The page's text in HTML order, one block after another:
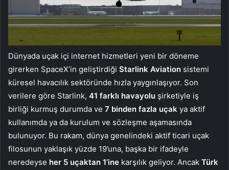
Dünyada uçak içi internet hizmetleri yeni bir döneme
girerken SpaceX’in geliştirdiği Starlink Aviation sistemi
küresel havacılık sektöründe hızla yaygınlaşıyor. Son
verilere göre Starlink, 41 farklı havayolu şirketiyle iş
birliği kurmuş durumda ve 7 binden fazla uçak ya aktif
kullanımda ya da kurulum ve sözleşme aşamasında
bulunuyor. Bu rakam, dünya genelindeki aktif ticari uçak
filosunun yaklaşık yüzde 19’una, başka bir ifadeyle
neredeyse her 5 uçaktan 1’ine karşılık geliyor. Ancak Türk